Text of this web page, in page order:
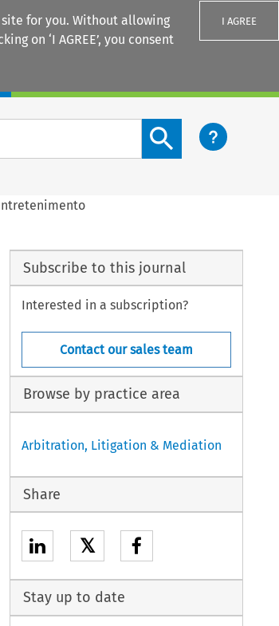
for you. Without allowing
on ‘I AGREE’, you consent
I AGREE
Search content button
Subscribe to this journal
Interested in a subscription?
Contact our sales team
Browse by practice area
Arbitration, Litigation & Mediation
Share
𝕏
Stay up to date